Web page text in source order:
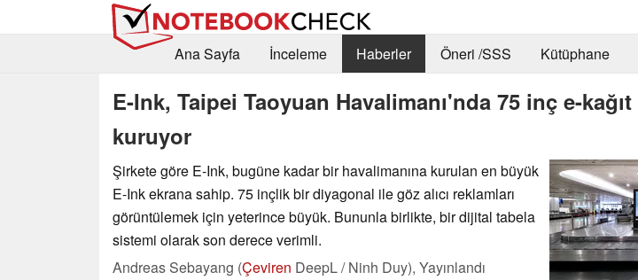
Ana Sayfa
İnceleme Haberler Öneri /SSS Kütüphane
E-Ink, Taipei Taoyuan Havalimanı'nda 75 inç e-
kuruyor
Şirkete göre E-Ink, bugüne kadar bir havalimanına kurulan en büyük
E-Ink ekrana sahip. 75 inçlik bir diyagonal ile göz alıcı reklamları
görüntülemek için yeterince büyük. Bununla birlikte, bir dijital tabela
sistemi olarak son derece verimli.
Andreas Sebayang (Çeviren DeepL / Ninh Duy), Yayınlandı